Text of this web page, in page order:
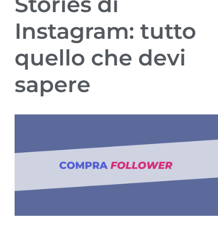
Instagram: tutto
quello che devi
sapere